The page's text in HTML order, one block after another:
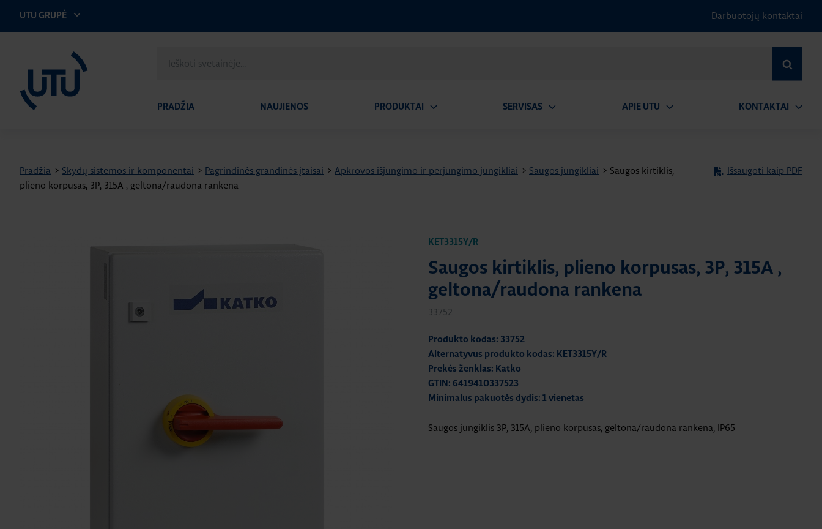
UTU GRUPĖ Darbuotojų kontaktai
svetainėje
PRADŽIA NAUJIENOS PRODUKTAI SERVISAS APIE UTU KONTAKTAI
Pradžia > Skydų sistemos ir komponentai > Pagrindinės grandinės įtaisai > Apkrovos išjungimo ir perjungimo jungikliai > Saugos jungikliai > Saugos kirtiklis,
plieno korpusas, 3P, 315A , geltona/raudona rankena
Išsaugoti kaip PDF
KET3315Y/R
Saugos kirtiklis, plieno korpusas, 3P, 315A ,
geltona/raudona rankena
33752
Produkto kodas: 33752
Alternatyvus produkto kodas: KET3315Y/R
Prekės ženklas: Katko
GTIN: 6419410337523
Minimalus pakuotės dydis: 1 vienetas
Saugos jungiklis 3P, 315A, plieno korpusas, geltona/raudona rankena, IP65